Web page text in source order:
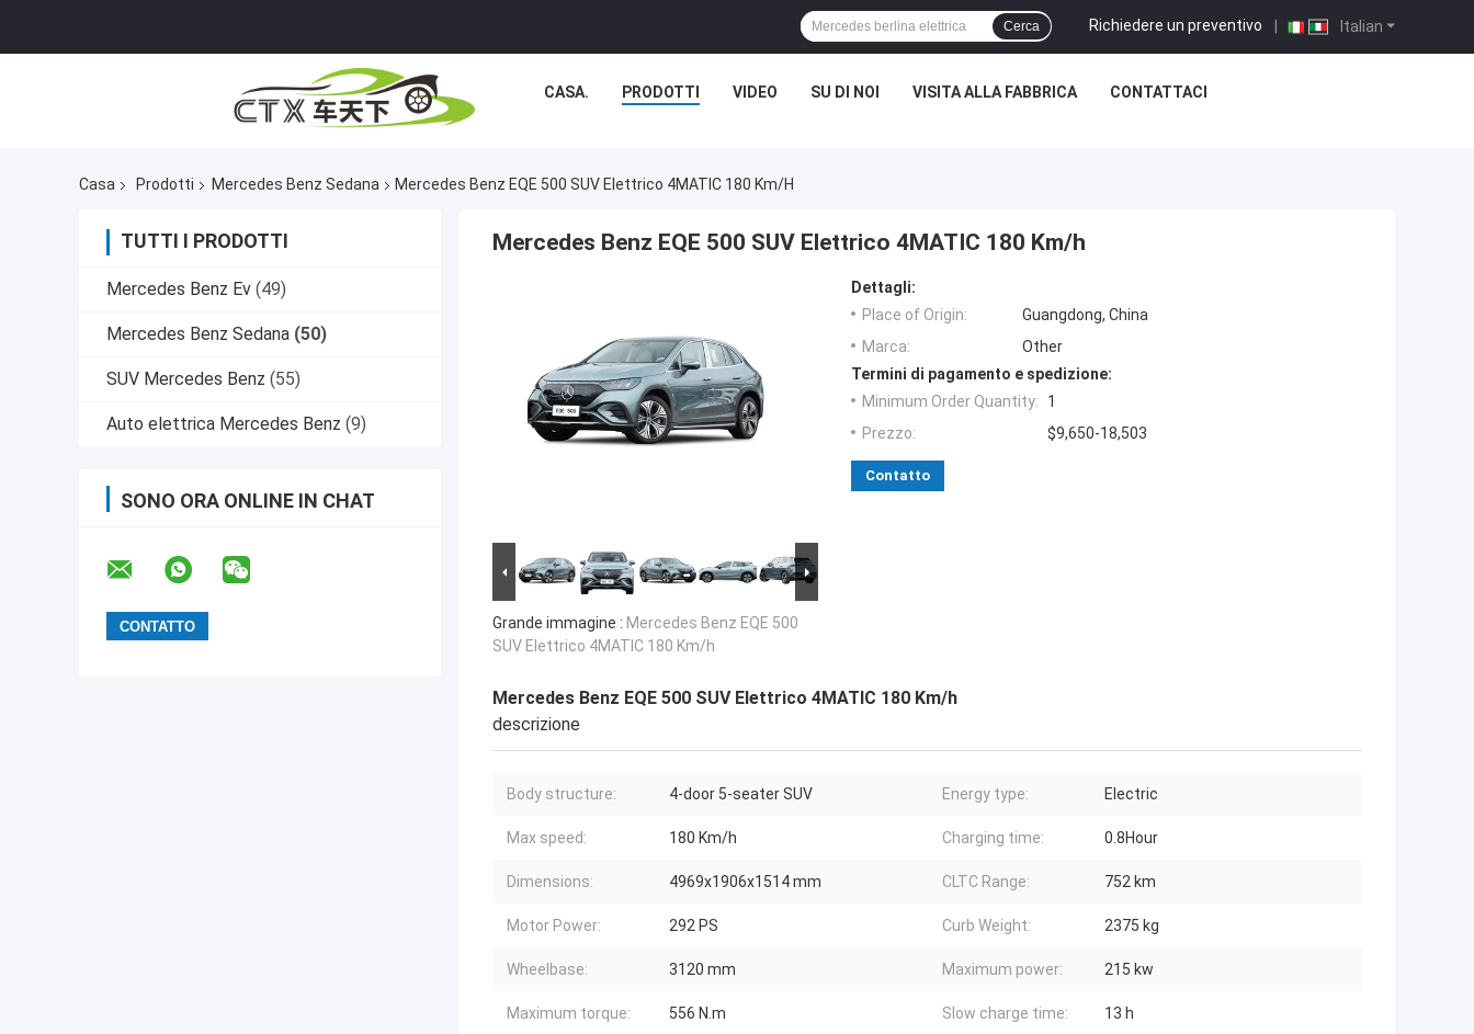
Italian
Richiedere un preventivo |
Cerca
CASA. PRODOTTI VIDEO SU DI NOI VISITA ALLA FABBRICA CONTATTACI
Casa Prodotti Mercedes Benz Sedana Mercedes Benz EQE 500 SUV Elettrico 4MATIC 180 Km/h
TUTTI I PRODOTTI
Mercedes Benz Ev (49)
Mercedes Benz Sedana (50)
SUV Mercedes Benz (55)
Auto elettrica Mercedes Benz (9)
SONO ORA ONLINE IN CHAT
Mercedes Benz EQE 500 SUV Elettrico 4MATIC 180 Km/h
Grande immagine : Mercedes Benz EQE 500
SUV Elettrico 4MATIC 180 Km/h
Dettagli:
Place of Origin:
Guangdong, China
Marca:
Other
Termini di pagamento e spedizione:
Minimum Order Quantity:
1
Prezzo:
$9,650-18,503
Contatto
Mercedes Benz EQE 500 SUV Elettrico 4MATIC 180 Km/h
descrizione
Body structure: 4-door 5-seater SUV Energy type: Electric
Max speed: 180 Km/h Charging time: 0.8Hour
Dimensions: 4969x1906x1514 mm CLTC Range: 752 km
Motor Power: 292 PS Curb Weight: 2375 kg
Wheelbase: 3120 mm Maximum power: 215 kw
Maximum torque: 556 N.m Slow charge time: 13 h